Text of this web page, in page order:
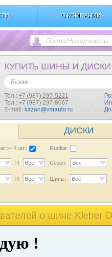
О КОМПАНИИ
КУПИТЬ ШИНЫ И ДИСКИ
Казань
Тел.: +7 (987) 297-5221
Тел.: +7 (987) 297-8067
E-mail: kazan@vmauto.ru
ДИСКИ
>= 4 шт.: Runflat:
R Все Сезон: Все
R Все Шипы: Все
o шине Kleber
!